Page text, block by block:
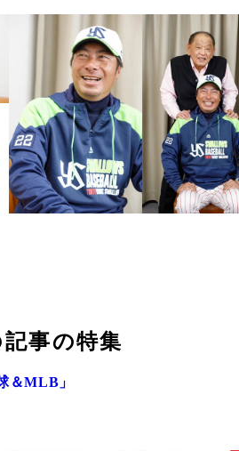
事の特集
＆MLB」